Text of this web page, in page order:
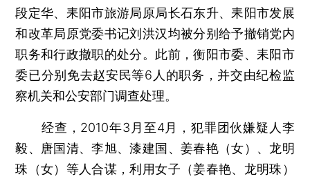
段定华、耒阳市旅游局原局长石东升、耒阳市发展
和改革局原党委书记刘洪汉均被分别给予撤销党内
职务和行政撤职的处分。此前，衡阳市委、耒阳市
委已分别免去赵安民等6人的职务，并交由纪检监
察机关和公安部门调查处理。
经查，2010年3月至4月，犯罪团伙嫌疑人李
毅、唐国清、李旭、漆建国、姜春艳（女）、龙明
珠（女）等人合谋，利用女子（姜春艳、龙明珠）